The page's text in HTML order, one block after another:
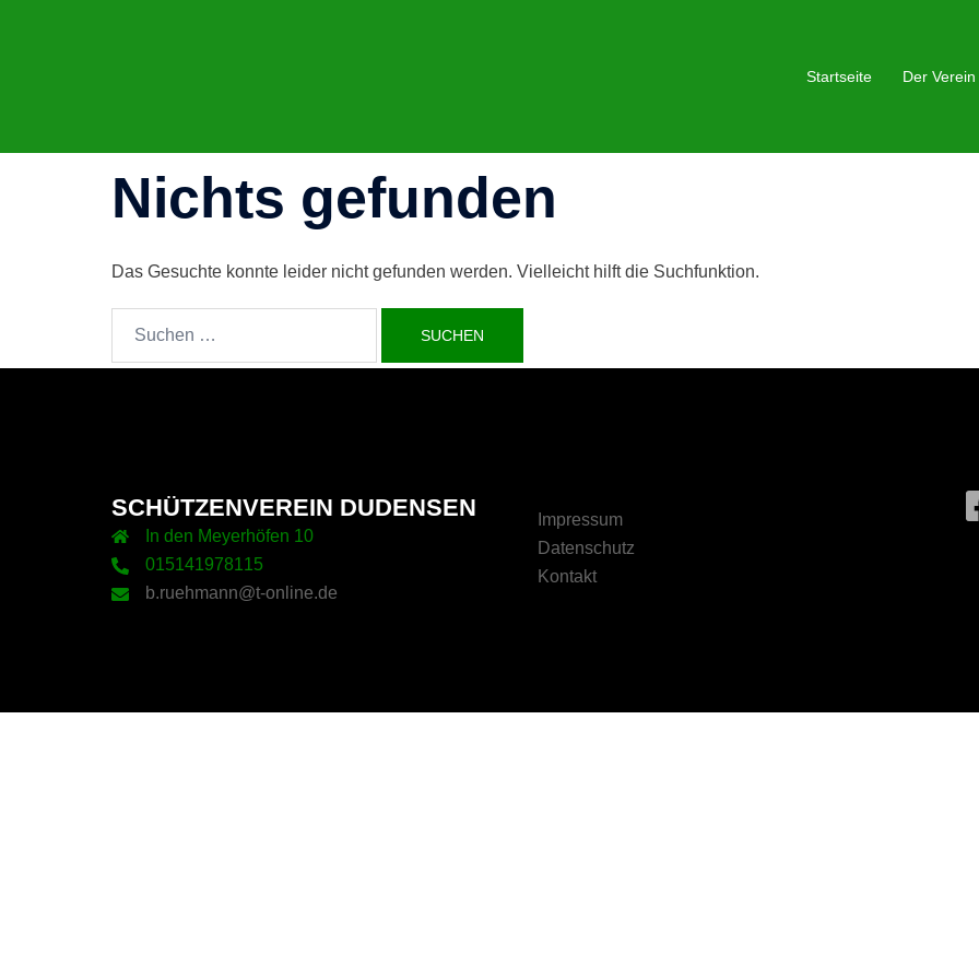
Startseite Der Verein
Nichts gefunden
Das Gesuchte konnte leider nicht gefunden werden. Vielleicht hilft die Suchfunktion.
SCHÜTZENVEREIN DUDENSEN
In den Meyerhöfen 10
015141978115
b.ruehmann@t-online.de
Impressum
Datenschutz
Kontakt